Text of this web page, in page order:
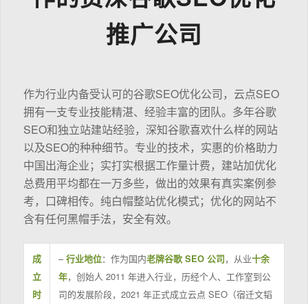
推广公司
作为行业内备受认可的谷歌SEO优化公司，云点SEO
拥有一支专业技能精湛、经验丰富的团队。多年谷歌
SEO和独立站建站经验，深知谷歌喜欢什么样的网站
以及SEO的种种细节。专业的技术，实惠的价格助力
中国出海企业；实打实根据工作量计费，建站加优化
总费用平均都在一万多些，做出的效果有真实案例参
考，口碑相传。纯白帽整站优化模式；优化的网站不
含有任何黑帽手法，安全有效。
成
立
时
–行业地位：作为国内老牌谷歌 SEO 公司，从业十余
年，创始人 2011 年进入行业，历经个人、工作室到公
司的发展阶段，2021 年正式成立云点 SEO（宿迁文韬